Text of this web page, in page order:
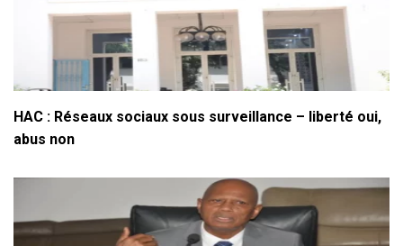
HAC : Réseaux sociaux sous surveillance – liberté oui,
abus non